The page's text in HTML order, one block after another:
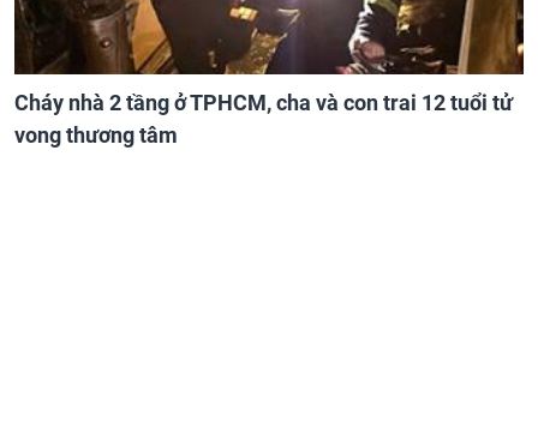
Cháy nhà 2 tầng ở TPHCM, cha và con trai 12 tuổi tử
vong thương tâm